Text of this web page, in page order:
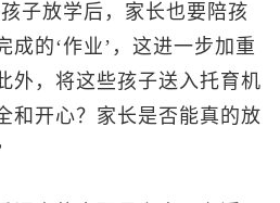
子放学后，家长也要陪孩
成的‘作业’，这进一步加重
外，将这些孩子送入托育机
和开心？家长是否能真的放